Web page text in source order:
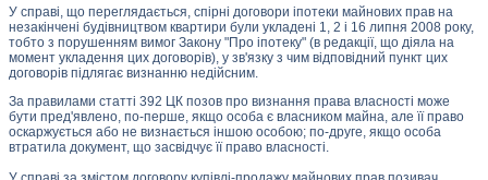
У справі, що переглядається, спірні договори іпотеки майнових прав на
незакінчені будівництвом квартири були укладені 1, 2 і 16 липня 2008 року,
тобто з порушенням вимог Закону "Про іпотеку" (в редакції, що діяла на
момент укладення цих договорів), у зв'язку з чим відповідний пункт цих
договорів підлягає визнанню недійсним.
За правилами статті 392 ЦК позов про визнання права власності може
бути пред'явлено, по-перше, якщо особа є власником майна, але її право
оскаржується або не визнається іншою особою; по-друге, якщо особа
втратила документ, що засвідчує її право власності.